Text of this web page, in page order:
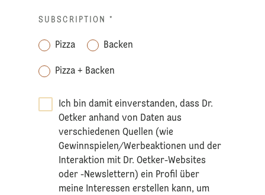
SUBSCRIPTION *
Pizza Backen
Pizza + Backen
Ich bin damit einverstanden, dass Dr.
Oetker anhand von Daten aus
verschiedenen Quellen (wie
Gewinnspielen/Werbeaktionen und der
Interaktion mit Dr. Oetker-Websites
oder -Newslettern) ein Profil über
meine Interessen erstellen kann, um